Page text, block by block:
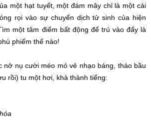
một hạt tuyết, mộtđám mâychỉ là một cái
rọi vào sự chuyển dịchtử sinh của hiện
một tâm điểm bất động để trú vào đấy là
phiếm thế nào!
nở nụ cười méo mó vẻ nhạo báng , tháo bầu
rồi) tu một hơi, khà thành tiếng: